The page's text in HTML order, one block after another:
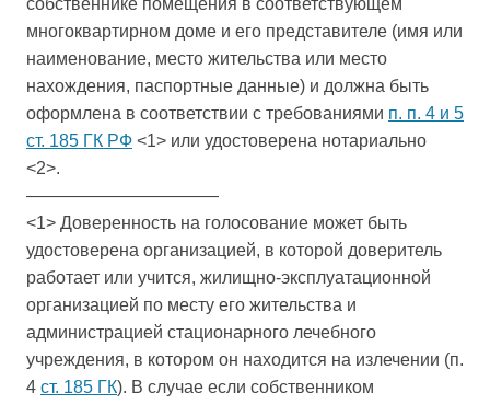
собственнике помещения в соответствующем
многоквартирном доме и его представителе (имя или
наименование, место жительства или место
нахождения, паспортные данные) и должна быть
оформлена в соответствии с требованиями п. п. 4 и 5
ст. 185 ГК РФ <1> или удостоверена нотариально
<2>.
———————————
<1> Доверенность на голосование может быть
удостоверена организацией, в которой доверитель
работает или учится, жилищно-эксплуатационной
организацией по месту его жительства и
администрацией стационарного лечебного
учреждения, в котором он находится на излечении (п.
4 ст. 185 ГК). В случае если собственником